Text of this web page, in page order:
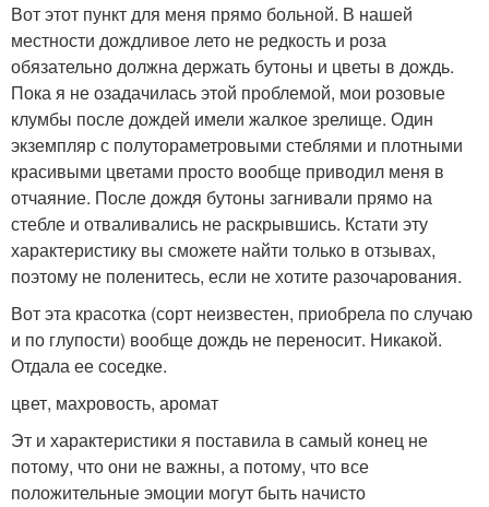
Вот этот пункт для меня прямо больной. В нашей
местности дождливое лето не редкость и роза
обязательно должна держать бутоны и цветы в дождь.
Пока я не озадачилась этой проблемой, мои розовые
клумбы после дождей имели жалкое зрелище. Один
экземпляр с полутораметровыми стеблями и плотными
красивыми цветами просто вообще приводил меня в
отчаяние. После дождя бутоны загнивали прямо на
стебле и отваливались не раскрывшись. Кстати эту
характеристику вы сможете найти только в отзывах,
поэтому не поленитесь, если не хотите разочарования.
Вот эта красотка (сорт неизвестен, приобрела по случаю
и по глупости) вообще дождь не переносит. Никакой.
Отдала ее соседке.
цвет, махровость, аромат
Эт и характеристики я поставила в самый конец не
потому, что они не важны, а потому, что все
положительные эмоции могут быть начисто